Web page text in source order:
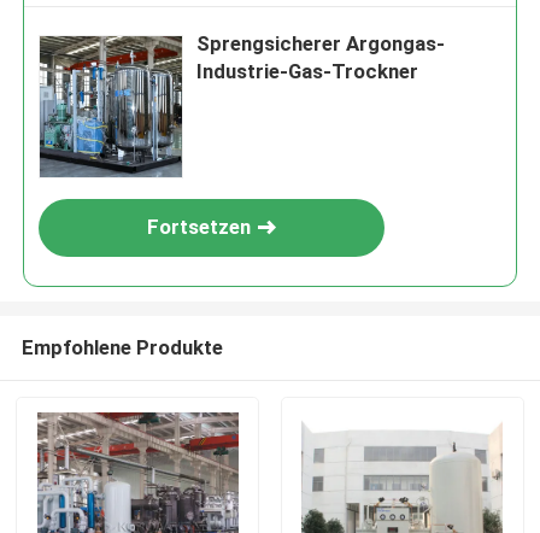
Sprengsicherer Argongas-
Industrie-Gas-Trockner
Fortsetzen
Empfohlene Produkte